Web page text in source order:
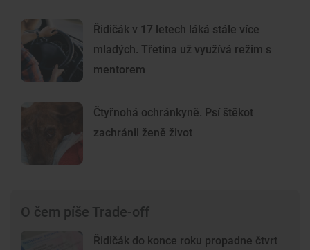
Řidičák v 17 letech láká stále více
mladých. Třetina už využívá režim s
mentorem
Čtyřnohá ochránkyně. Psí štěkot
zachránil ženě život
O čem píše Trade-off
Řidičák do konce roku propadne čtvrt